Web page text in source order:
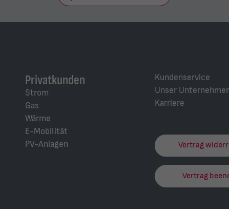
Privatkunden
Strom
Gas
Wärme
E-Mobilität
PV-Anlagen
Kundenservice
Unser
Karriere
Vertrag
Vertrag